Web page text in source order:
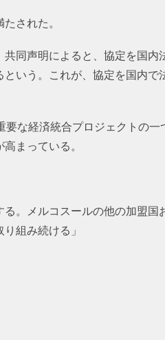
された。
同声明によると、協定を国内
いう。これが、協定を国内で
な経済統合プロジェクトの一
まっている。
。メルコスールの他の加盟国
組み続ける」